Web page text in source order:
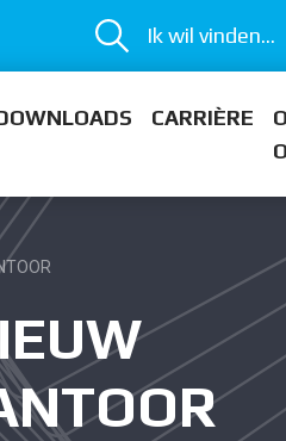
Ik wil vinden...
CARRIÈRE